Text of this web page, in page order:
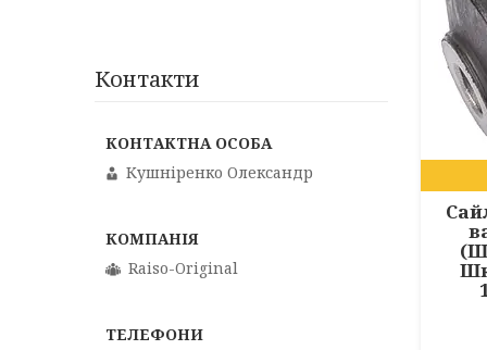
Контакти
Кушніренко Олександр
Raiso-Original